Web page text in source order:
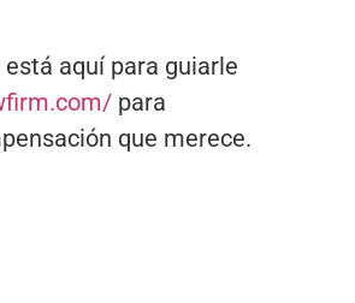
aquí para guiarle
para
que merece.